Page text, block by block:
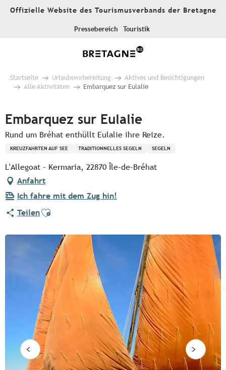
AllerOffizielle Website des Tourismusverbands der Bretagne
Pressebereich Touristik
Startseite Urlaubsvorbereitung
Aktives und Besichtigungen
Alle Aktivitäten
Embarquez sur Eulalie
Embarquez sur Eulalie
Rund um Bréhat enthüllt Eulalie ihre Reize.
KREUZFAHRTEN AUF SEE TRADITIONNELLES SEGELN SEGELN
L'Allegoat - Kermaria, 22870 Île-de-Bréhat
Anfahrt
Ich fahre mit dem Zug hin!
TeilenAjouter aux favoris